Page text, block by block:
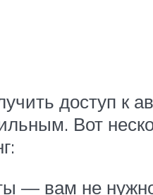
доступ к
Вот
— вам не